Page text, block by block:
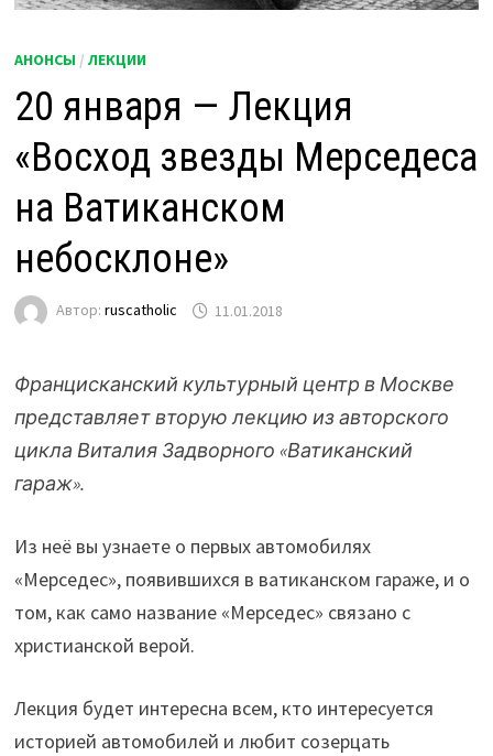
АНОНСЫ /ЛЕКЦИИ
20 января — Лекция
«Восход звезды Мерседеса
на Ватиканском
небосклоне»
Автор:ruscatholic 11.01.2018
Францисканский культурный центр в Москве
представляет вторую лекцию из авторского
цикла Виталия Задворного «Ватиканский
гараж».
Из неё вы узнаете о первых автомобилях
«Мерседес», появившихся в ватиканском гараже, и о
том, как само название «Мерседес» связано с
христианской верой.
Лекция будет интересна всем, кто интересуется
историей автомобилей и любит созерцать